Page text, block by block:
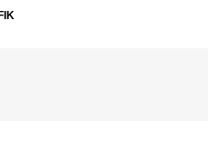
einen stilgemäßen markierten